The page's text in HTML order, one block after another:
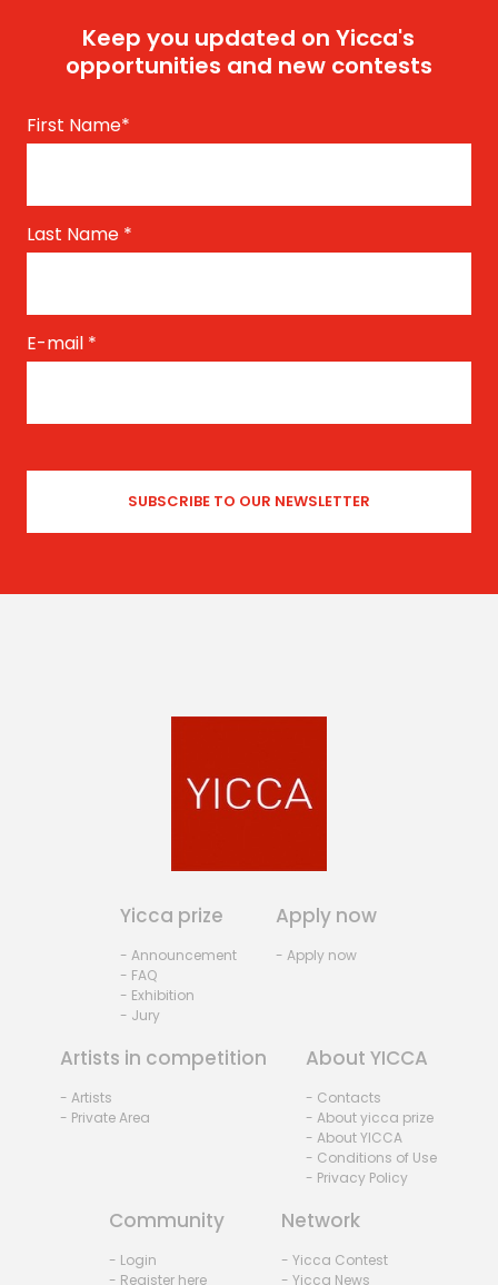
Keep you updated on Yicca's
opportunities and new contests
First Name*
Last Name *
E-mail *
Yicca prize
- Announcement
- FAQ
- Exhibition
- Jury
Apply now
- Apply now
Artists in competition
- Artists
- Private Area
About YICCA
- Contacts
- About yicca prize
- About YICCA
- Conditions of Use
- Privacy Policy
Community
- Login
- Register here
Network
- Yicca Contest
- Yicca News